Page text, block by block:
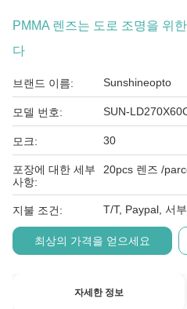
PMMA 렌즈는 도로 조명을 위
다
브랜드 이름: Sunshineopto
모델 번호: SUN-
모크: 30
포장에 대한 세부
사항:
20pcs 렌즈 /
지불 조건: T/T, Paypal, 서
최상의 가격을 얻으세요
자세한 정보